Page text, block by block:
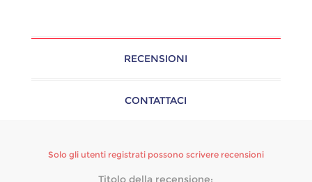
RECENSIONI
CONTATTACI
Solo gli utenti registrati possono scrivere recensioni
Titolo della recensione: